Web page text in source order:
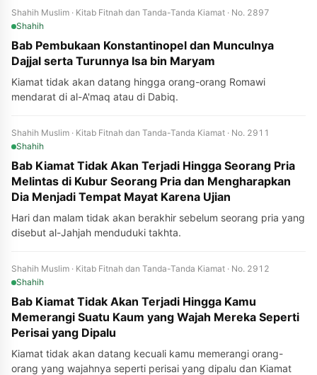
Shahih Muslim · Kitab Fitnah dan Tanda-Tanda Kiamat · No. 2897
Shahih
Bab Pembukaan Konstantinopel dan Munculnya
Dajjal serta Turunnya Isa bin Maryam
Kiamat tidak akan datang hingga orang-orang Romawi
mendarat di al-A'maq atau di Dabiq.
Shahih Muslim · Kitab Fitnah dan Tanda-Tanda Kiamat · No. 2911
Shahih
Bab Kiamat Tidak Akan Terjadi Hingga Seorang Pria
Melintas di Kubur Seorang Pria dan Mengharapkan
Dia Menjadi Tempat Mayat Karena Ujian
Hari dan malam tidak akan berakhir sebelum seorang pria yang
disebut al-Jahjah menduduki takhta.
Shahih Muslim · Kitab Fitnah dan Tanda-Tanda Kiamat · No. 2912
Shahih
Bab Kiamat Tidak Akan Terjadi Hingga Kamu
Memerangi Suatu Kaum yang Wajah Mereka Seperti
Perisai yang Dipalu
Kiamat tidak akan datang kecuali kamu memerangi orang-
orang yang wajahnya seperti perisai yang dipalu dan Kiamat